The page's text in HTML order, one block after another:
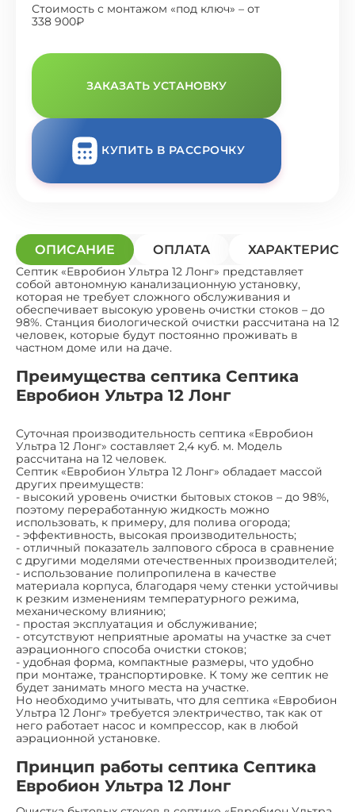
Стоимость с монтажом «под ключ» – от
338 900₽
ЗАКАЗАТЬ УСТАНОВКУ
КУПИТЬ В РАССРОЧКУ
ОПИСАНИЕ ОПЛАТА
Септик «Евробион Ультра 12 Лонг» представляет
собой автономную канализационную установку,
которая не требует сложного обслуживания и
обеспечивает высокую уровень очистки стоков – до
98%. Станция биологической очистки рассчитана на 12
человек, которые будут постоянно проживать в
частном доме или на даче.
Преимущества септика Септика
Евробион Ультра 12 Лонг
Суточная производительность септика «Евробион
Ультра 12 Лонг» составляет 2,4 куб. м. Модель
рассчитана на 12 человек.
Септик «Евробион Ультра 12 Лонг» обладает массой
других преимуществ:
- высокий уровень очистки бытовых стоков – до 98%,
поэтому переработанную жидкость можно
использовать, к примеру, для полива огорода;
- эффективность, высокая производительность;
- отличный показатель залпового сброса в сравнение
с другими моделями отечественных производителей;
- использование полипропилена в качестве
материала корпуса, благодаря чему стенки устойчивы
к резким изменениям температурного режима,
механическому влиянию;
- простая эксплуатация и обслуживание;
- отсутствуют неприятные ароматы на участке за счет
аэрационного способа очистки стоков;
- удобная форма, компактные размеры, что удобно
при монтаже, транспортировке. К тому же септик не
будет занимать много места на участке.
Но необходимо учитывать, что для септика «Евробион
Ультра 12 Лонг» требуется электричество, так как от
него работает насос и компрессор, как в любой
аэрационной установке.
Принцип работы септика Септика
Евробион Ультра 12 Лонг